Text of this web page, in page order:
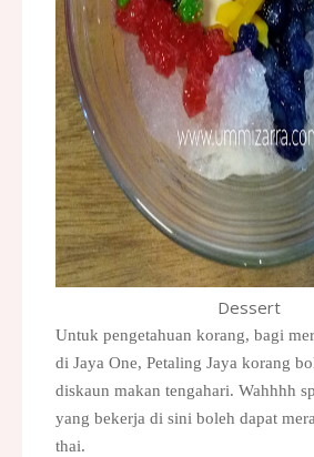
Dessert
Untuk pengetahuan korang, bagi
di Jaya One, Petaling Jaya korang
diskaun makan tengahari. Wahhhh
yang bekerja di sini boleh dapat
thai.